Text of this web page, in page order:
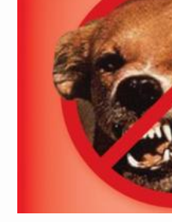
Статистика
Документи
Контакти
Карта сайта